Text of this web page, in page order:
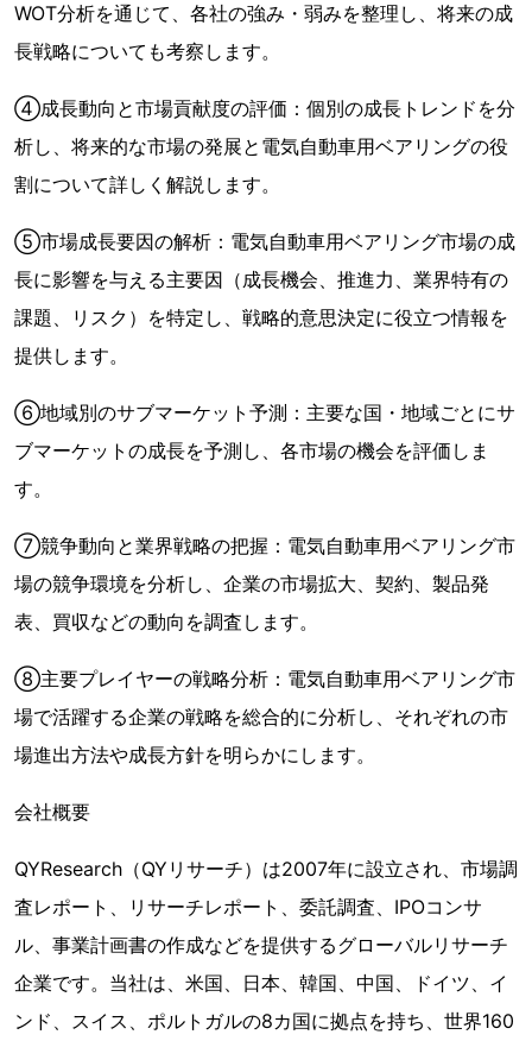
WOT分析を通じて、各社の強み・弱みを整理し、将来の成
長戦略についても考察します。
④成長動向と市場貢献度の評価：個別の成長トレンドを分
析し、将来的な市場の発展と電気自動車用ベアリングの役
割について詳しく解説します。
⑤市場成長要因の解析：電気自動車用ベアリング市場の成
長に影響を与える主要因（成長機会、推進力、業界特有の
課題、リスク）を特定し、戦略的意思決定に役立つ情報を
提供します。
⑥地域別のサブマーケット予測：主要な国・地域ごとにサ
ブマーケットの成長を予測し、各市場の機会を評価しま
す。
⑦競争動向と業界戦略の把握：電気自動車用ベアリング市
場の競争環境を分析し、企業の市場拡大、契約、製品発
表、買収などの動向を調査します。
⑧主要プレイヤーの戦略分析：電気自動車用ベアリング市
場で活躍する企業の戦略を総合的に分析し、それぞれの市
場進出方法や成長方針を明らかにします。
会社概要
QYResearch（QYリサーチ）は2007年に設立され、市場調
査レポート、リサーチレポート、委託調査、IPOコンサ
ル、事業計画書の作成などを提供するグローバルリサーチ
企業です。当社は、米国、日本、韓国、中国、ドイツ、イ
ンド、スイス、ポルトガルの8カ国に拠点を持ち、世界160